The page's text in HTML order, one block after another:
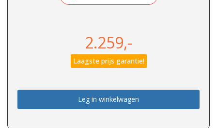
2.259,-
Laagste prijs garantie!
Leg in winkelwagen